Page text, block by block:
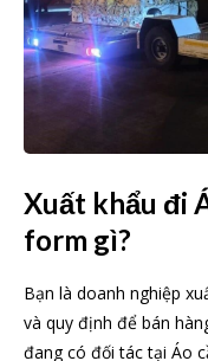
Xuất khẩu đi
form gì?
Bạn là doanh nghiệp
và quy định để bán
đang có đối tác tại Áo